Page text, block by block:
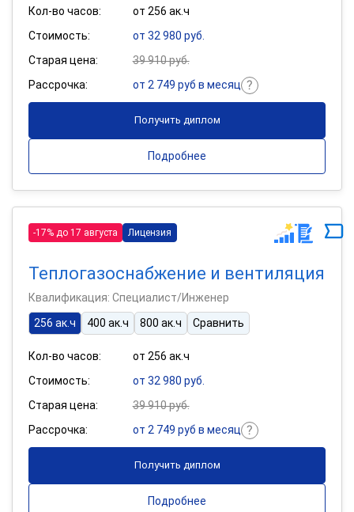
Кол-во часов:
от 256 ак.ч
Стоимость:
от 32 980 руб.
Старая цена:
39 910 руб.
Рассрочка:
от 2 749 руб в месяц
Получить диплом
Подробнее
-17% до 17 августа Лицензия
Теплогазоснабжение и вентиляция
Квалификация: Специалист/Инженер
256 ак.ч
400 ак.ч 800 ак.ч Сравнить
Кол-во часов:
от 256 ак.ч
Стоимость:
от 32 980 руб.
Старая цена:
39 910 руб.
Рассрочка:
от 2 749 руб в месяц
Получить диплом
Подробнее